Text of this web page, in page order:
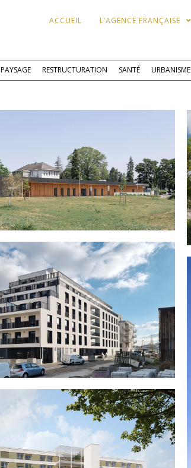
ACCUEIL L’AGENCE FRANÇAISE
PAYSAGE RESTRUCTURATION SANTÉ URBANISME